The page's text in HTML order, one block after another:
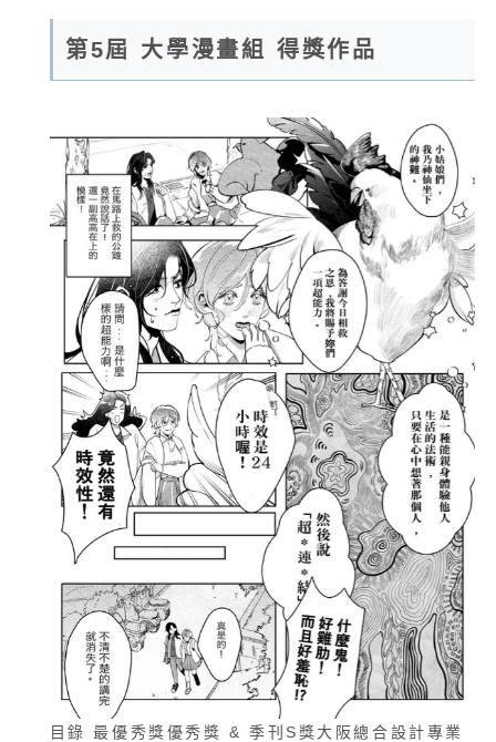
第5屆 大學漫畫組 得獎作品
目錄 最優秀獎優秀獎 & 季刊S獎大阪總合設計專業